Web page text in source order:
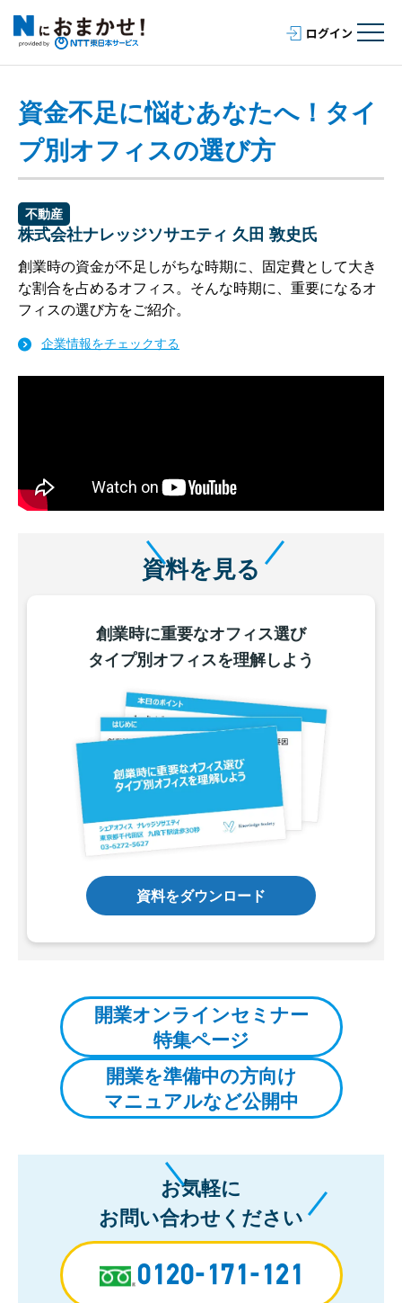
資金不足に悩むあなたへ！タイ
プ別オフィスの選び方
不動産
株式会社ナレッジソサエティ 久田 敦史氏
創業時の資金が不足しがちな時期に、固定費として大き
な割合を占めるオフィス。そんな時期に、重要になるオ
フィスの選び方をご紹介。
企業情報をチェックする
資料を見る
創業時に重要なオフィス選び
タイプ別オフィスを理解しよう
資料をダウンロード
開業オンラインセミナー
特集ページ
開業を準備中の方向け
マニュアルなど公開中
お気軽に
お問い合わせください
0120-171-121